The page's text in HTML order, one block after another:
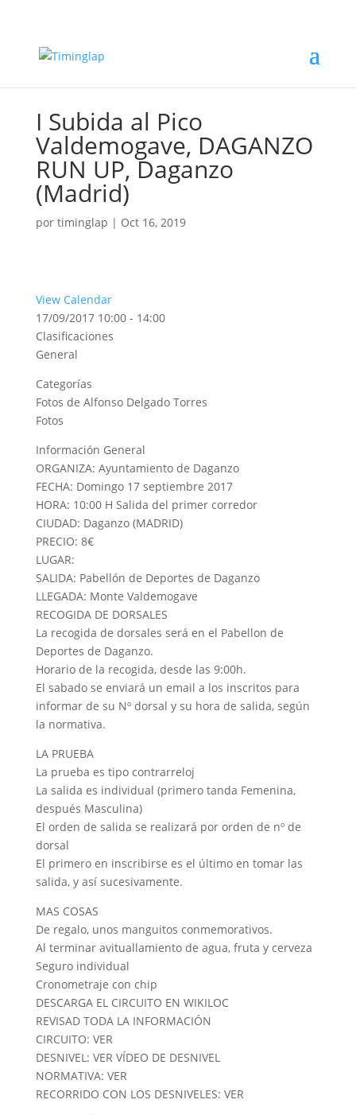
I Subida al Pico
Valdemogave, DAGANZO
RUN UP, Daganzo
(Madrid)
por timinglap | Oct 16, 2019
View Calendar
17/09/2017 10:00 - 14:00
Clasificaciones
General
Categorías
Fotos de Alfonso Delgado Torres
Fotos
Información General
ORGANIZA: Ayuntamiento de Daganzo
FECHA: Domingo 17 septiembre 2017
HORA: 10:00 H Salida del primer corredor
CIUDAD: Daganzo (MADRID)
PRECIO: 8€
LUGAR:
SALIDA: Pabellón de Deportes de Daganzo
LLEGADA: Monte Valdemogave
RECOGIDA DE DORSALES
La recogida de dorsales será en el Pabellon de
Deportes de Daganzo.
Horario de la recogida, desde las 9:00h.
El sabado se enviará un email a los inscritos para
informar de su Nº dorsal y su hora de salida, según
la normativa.
LA PRUEBA
La prueba es tipo contrarreloj
La salida es individual (primero tanda Femenina,
después Masculina)
El orden de salida se realizará por orden de nº de
dorsal
El primero en inscribirse es el último en tomar las
salida, y así sucesivamente.
MAS COSAS
De regalo, unos manguitos conmemorativos.
Al terminar avituallamiento de agua, fruta y cerveza
Seguro individual
Cronometraje con chip
DESCARGA EL CIRCUITO EN WIKILOC
REVISAD TODA LA INFORMACIÓN
CIRCUITO: VER
DESNIVEL: VER VÍDEO DE DESNIVEL
NORMATIVA: VER
RECORRIDO CON LOS DESNIVELES: VER